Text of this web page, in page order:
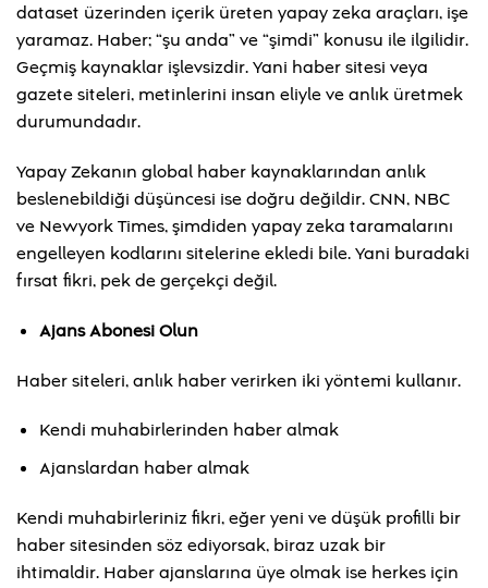
dataset üzerinden içerik üreten yapay zeka araçları, işe
yaramaz. Haber; “şu anda” ve “şimdi” konusu ile ilgilidir.
Geçmiş kaynaklar işlevsizdir. Yani haber sitesi veya
gazete siteleri, metinlerini insan eliyle ve anlık üretmek
durumundadır.
Yapay Zekanın global haber kaynaklarından anlık
beslenebildiği düşüncesi ise doğru değildir. CNN, NBC
ve Newyork Times, şimdiden yapay zeka taramalarını
engelleyen kodlarını sitelerine ekledi bile. Yani buradaki
fırsat fikri, pek de gerçekçi değil.
Ajans Abonesi Olun
Haber siteleri, anlık haber verirken iki yöntemi kullanır.
Kendi muhabirlerinden haber almak
Ajanslardan haber almak
Kendi muhabirleriniz fikri, eğer yeni ve düşük profilli bir
haber sitesinden söz ediyorsak, biraz uzak bir
ihtimaldir. Haber ajanslarına üye olmak ise herkes için